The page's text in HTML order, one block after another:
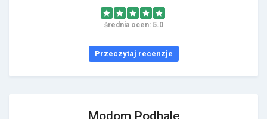
średnia ocen: 5.0
Przeczytaj recenzje
Modom Podhale